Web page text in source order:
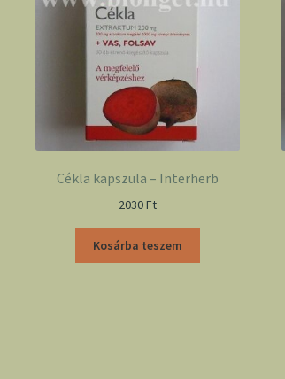
Cékla kapszula – Interherb
2030Ft
Kosárba teszem